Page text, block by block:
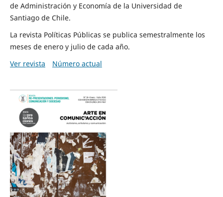
de Administración y Economía de la Universidad de
Santiago de Chile.
La revista Políticas Públicas se publica semestralmente los
meses de enero y julio de cada año.
Ver revista
Número actual